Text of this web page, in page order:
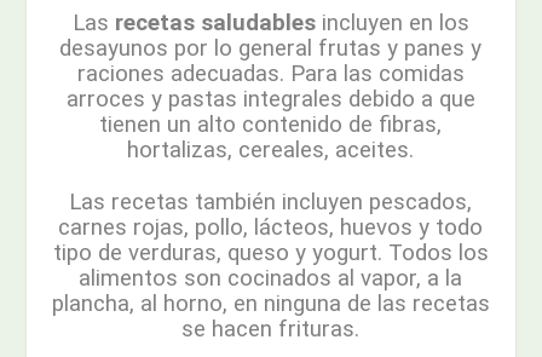
Las recetas saludablesincluyen en los
desayunos por lo general frutas y panes y
raciones adecuadas. Para las comidas
arroces y pastas integrales debido a que
tienen un alto contenido de fibras,
hortalizas, cereales, aceites.
Las recetas también incluyen pescados,
carnes rojas, pollo, lácteos, huevos y todo
tipo de verduras, queso y yogurt. Todos los
alimentos son cocinados al vapor, a la
plancha, al horno, en ninguna de las recetas
se hacen frituras.